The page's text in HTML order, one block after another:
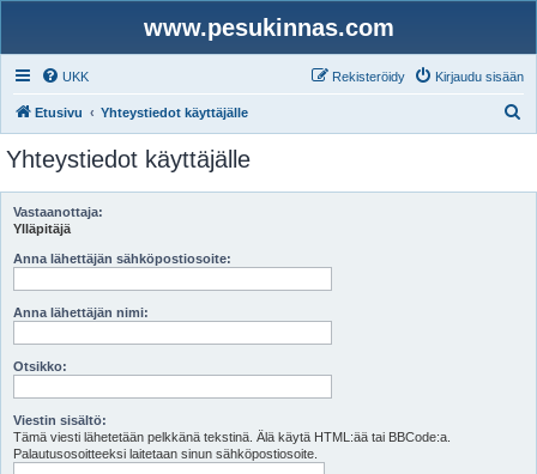
www.pesukinnas.com
UKK Kirjaudu sisään
Rekisteröidy
Etusivu Yhteystiedot käyttäjälle
i
Yhteystiedot käyttäjälle
Vastaanottaja:
Ylläpitäjä
Anna lähettäjän sähköpostiosoite:
Anna lähettäjän nimi:
Otsikko:
Viestin sisältö:
Tämä viesti lähetetään pelkkänä tekstinä. Älä käytä HTML:ää tai BBCode:a.
Palautusosoitteeksi laitetaan sinun sähköpostiosoite.